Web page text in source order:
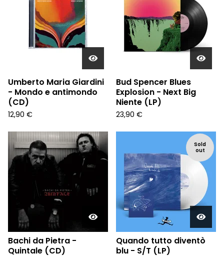
Umberto Maria Giardini
- Mondo e antimondo
(CD)
12,90 €
Bud Spencer Blues
Explosion - Next Big
Niente (LP)
23,90 €
Bachi da Pietra -
Quintale (CD)
Sold
out
Quando tutto diventò
blu - S/T (LP)